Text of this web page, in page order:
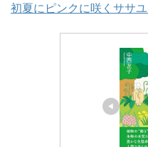
初夏にピンクに咲くササユ